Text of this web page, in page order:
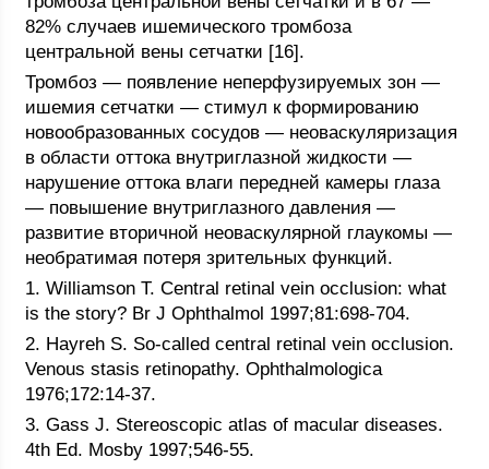
82% случаев ишемического тромбоза
центральной вены сетчатки [16].
Тромбоз — появление неперфузируемых зон —
ишемия сетчатки — стимул к формированию
новообразованных сосудов — неоваскуляризация
в области оттока внутриглазной жидкости —
нарушение оттока влаги передней камеры глаза
— повышение внутриглазного давления —
развитие вторичной неоваскулярной глаукомы —
необратимая потеря зрительных функций.
1. Williamson T. Central retinal vein occlusion: what
is the story? Br J Ophthalmol 1997;81:698-704.
2. Hayreh S. So-called central retinal vein occlusion.
Venous stasis retinopathy. Ophthalmologica
1976;172:14-37.
3. Gass J. Stereoscopic atlas of macular diseases.
4th Ed. Mosby 1997;546-55.